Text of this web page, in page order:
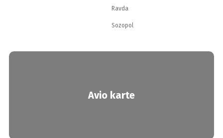
Ravda
Sozopol
Avio karte